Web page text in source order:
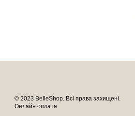
© 2023 BelleShop. Всі права захищені.
Онлайн оплата